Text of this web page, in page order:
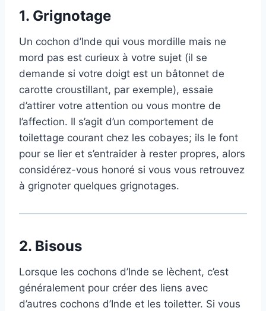
1. Grignotage
Un cochon d’Inde qui vous mordille mais ne
mord pas est curieux à votre sujet (il se
demande si votre doigt est un bâtonnet de
carotte croustillant, par exemple), essaie
d’attirer votre attention ou vous montre de
l’affection. Il s’agit d’un comportement de
toilettage courant chez les cobayes; ils le font
pour se lier et s’entraider à rester propres, alors
considérez-vous honoré si vous vous retrouvez
à grignoter quelques grignotages.
2. Bisous
Lorsque les cochons d’Inde se lèchent, c’est
généralement pour créer des liens avec
d’autres cochons d’Inde et les toiletter. Si vous